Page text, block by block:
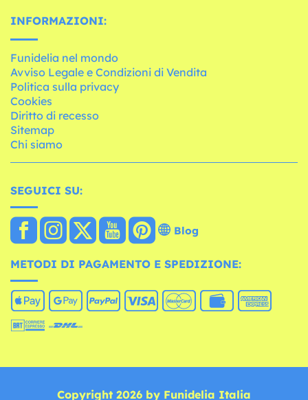
INFORMAZIONI:
Funidelia nel mondo
Avviso Legale e Condizioni di Vendita
Politica sulla privacy
Cookies
Diritto di recesso
Sitemap
Chi siamo
SEGUICI SU:
Blog
METODI DI PAGAMENTO E SPEDIZIONE:
Copyright 2026 by Funidelia Italia